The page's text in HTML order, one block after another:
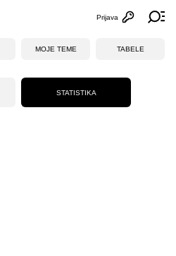
Otvori
Prijava
MOJE TEME TABELE
STATISTIKA